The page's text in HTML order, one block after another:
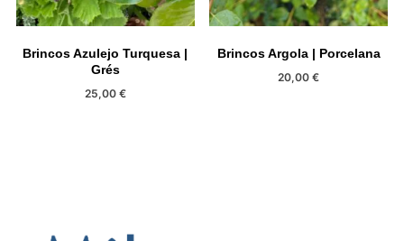
Brincos Azulejo Turquesa |
Grés
25,00 €
Brincos Argola | Porcelana
20,00€